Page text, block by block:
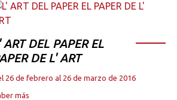
ART DEL PAPER EL
DE L' ART
26 de febrero al 26 de marzo de 2016
más